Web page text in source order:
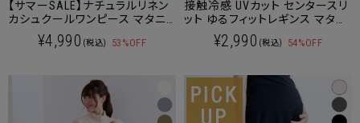
【サマーSALE】ナチュラルリネン
カシュクールワンピース マタニ
ティ 授乳服 産後も使える
¥4,990 (税込) 53%OFF
接触冷感 UVカット センタースリ
ット ゆるフィットレギンス マタニ
ティパンツ マタニティウェア 産
後も使える
¥2,990 (税込) 54%OFF